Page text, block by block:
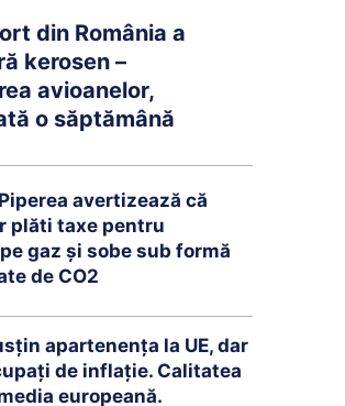
din România a
kerosen –
avioanelor,
o săptămână
Piperea avertizează că
plăti taxe pentru
gaz și sobe sub formă
de CO2
apartenența la UE, dar
de inflație. Calitatea
europeană.